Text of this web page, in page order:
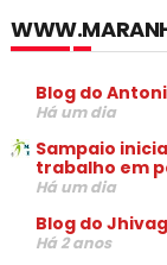
Blog do
Há um dia
Sampaio
trabalho em
Há um dia
Blog do
Há 2 anos